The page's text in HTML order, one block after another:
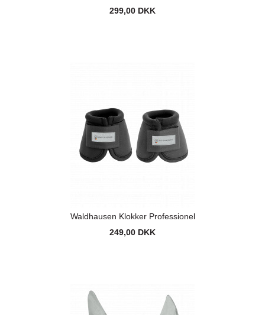
299,00 DKK
Waldhausen Klokker Professionel
249,00 DKK